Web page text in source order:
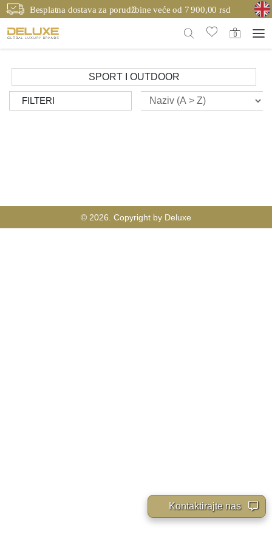
Besplatna dostava za porudžbine veće od 7 900,00 rsd
SPORT I OUTDOOR
FILTERI
© 2026. Copyright by Deluxe
Kontaktirajte nas